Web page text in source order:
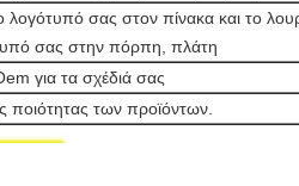
σας στον πίνακα και το
σας στην πόρπη, πλάτη
για τα σχέδιά σας
ποιότητας των προϊόντων.